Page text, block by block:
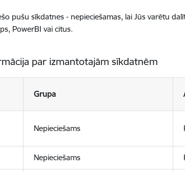
pušu sīkdatnes - nepieciešamas, lai Jūs varētu
PowerBI vai citus.
par izmantotajām sīkdatnēm
Grupa
Nepieciešams
Nepieciešams